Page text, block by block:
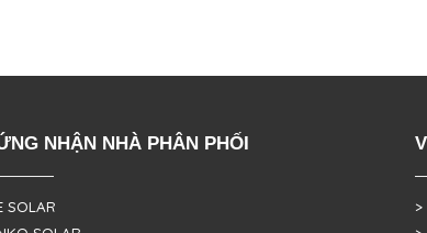
NHẬN NHÀ PHÂN PHỐI
SOLAR
>